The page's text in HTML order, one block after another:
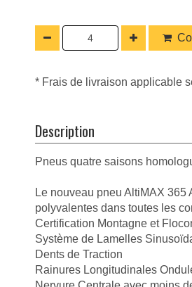
* Frais de livraison applicable
Description
Pneus quatre saisons
Le nouveau pneu AltiMAX 365
polyvalentes dans toutes les
Certification Montagne et
Système de Lamelles
Dents de Traction
Rainures Longitudinales